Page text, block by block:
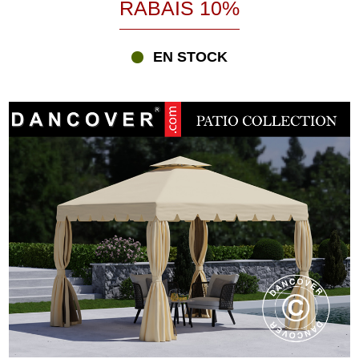
traditionnels et apportent une touche intemporelle à
Les tonnelles à toiture en toile constituent une solution élégante
Le meilleur choix dépend donc non seulement du matériau, mais
aussi de la manière dont vous souhaitez utiliser votre espace
extérieur aujourd'hui et dans les années à venir.
Faut-il choisir une tonnelle de jardin ou une pergola ?
Ces deux solutions sont souvent comparées, mais elles répondent
à des besoins différents.
La tonnelle de jardin possède un toit fixe qui offre une protection
permanente contre le soleil et la pluie. Elle constitue un excellent
choix si vous souhaitez créer un véritable espace de vie extérieur
utilisable pendant une grande partie de l'année.
RABAIS 10%
EN STOCK